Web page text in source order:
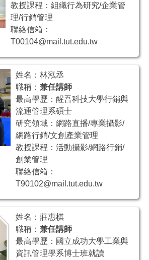
教授課程：組織行為研究/企業管
理/行銷管理
聯絡信箱：
T00104@mail.tut.edu.tw
姓名：林泓丞
職稱：兼任講師
最高學歷：醒吾科技大學行銷與
流通管理系碩士
研究領域：網路直播/專業攝影/
網路行銷/文創產業管理
教授課程：活動攝影/網路行銷/
創業管理
聯絡信箱：
T90102@mail.tut.edu.tw
姓名：莊惠棋
職稱：兼任講師
最高學歷：國立成功大學工業與
資訊管理學系博士班就讀